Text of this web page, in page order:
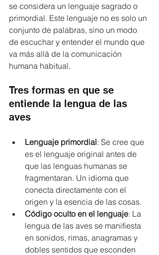
se considera un lenguaje sagrado o
primordial. Este lenguaje no es solo un
conjunto de palabras, sino un modo
de escuchar y entender el mundo que
va más allá de la comunicación
humana habitual.
Tres formas en que se
entiende la lengua de las
aves
Lenguaje primordial: Se cree que
es el lenguaje original antes de
que las lenguas humanas se
fragmentaran. Un idioma que
conecta directamente con el
origen y la esencia de las cosas.
Código oculto en el lenguaje: La
lengua de las aves se manifiesta
en sonidos, rimas, anagramas y
dobles sentidos que esconden